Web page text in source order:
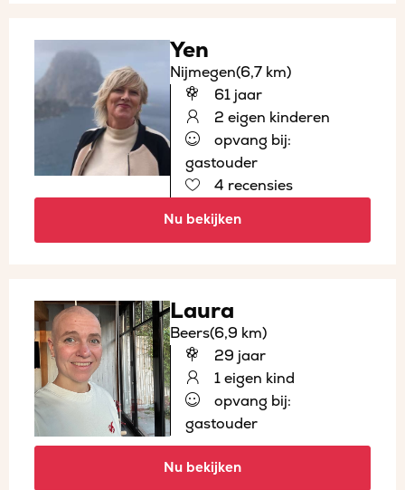
Yen
Nijmegen(6,7 km)
61 jaar
2 eigen kinderen
opvang bij:
gastouder
4 recensies
Nu bekijken
Laura
Beers(6,9 km)
29 jaar
1 eigen kind
opvang bij:
gastouder
Nu bekijken